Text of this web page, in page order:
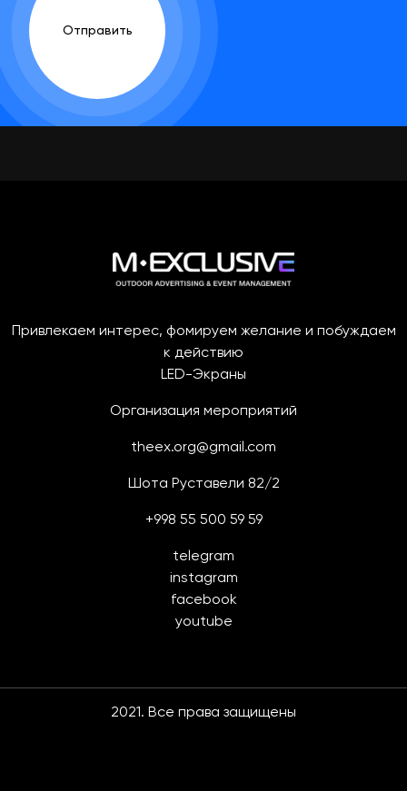
Отправить
Привлекаем интерес, фомируем желание и побуждаем
к действию
LED-Экраны
Организация мероприятий
theex.org@gmail.com
Шота Руставели 82/2
+998 55 500 59 59
telegram
instagram
facebook
youtube
2021. Все права защищены